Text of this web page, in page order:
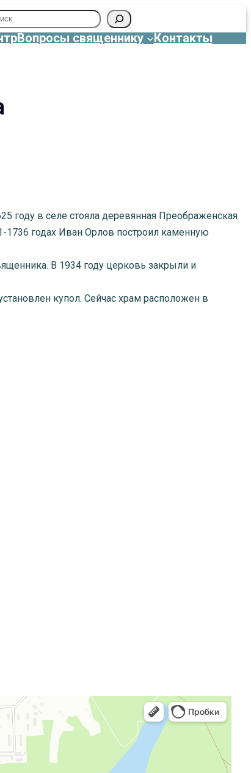
Вопросы священнику Контакты
году в селе стояла деревянная Преображенская
годах Иван Орлов построил каменную
В 1934 году церковь закрыли и
купол. Сейчас храм расположен в